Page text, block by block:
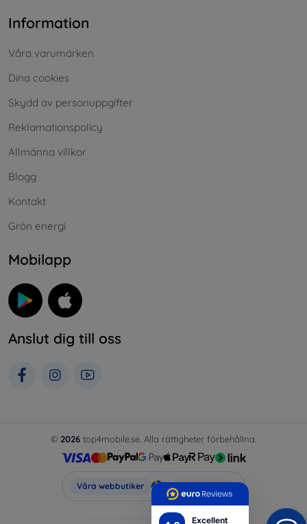
Excellent
Information
Våra varumärken
Dina cookies
Skydd av personuppgifter
Reklamationspolicy
Allmänna villkor
Blogg
Kontakt
Grön energi
Mobilapp
Anslut dig till oss
© 2026 top4mobile.se. Alla rättigheter förbehållna.
Våra webbutiker Top4Mobile.se